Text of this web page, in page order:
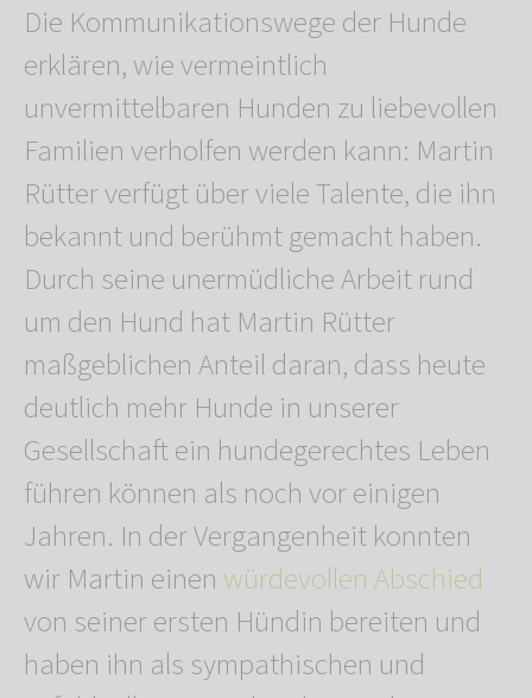
Die Kommunikationswege der Hunde
erklären, wie vermeintlich
unvermittelbaren Hunden zu liebevollen
Familien verholfen werden kann: Martin
Rütter verfügt über viele Talente, die ihn
bekannt und berühmt gemacht haben.
Durch seine unermüdliche Arbeit rund
um den Hund hat Martin Rütter
maßgeblichen Anteil daran, dass heute
deutlich mehr Hunde in unserer
Gesellschaft ein hundegerechtes Leben
führen können als noch vor einigen
Jahren. In der Vergangenheit konnten
wir Martin einen würdevollen Abschied
von seiner ersten Hündin bereiten und
haben ihn als sympathischen und